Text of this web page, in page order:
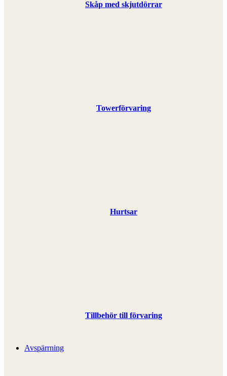
Skåp med skjutdörrar
Towerförvaring
Hurtsar
Tillbehör till förvaring
Avspärrning